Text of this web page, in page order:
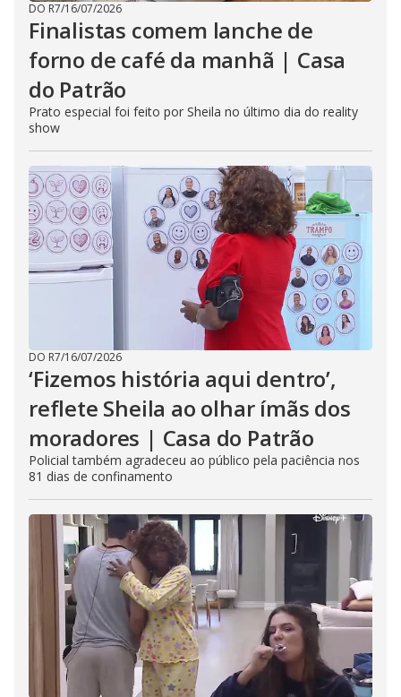
DO R7/16/07/2026
Finalistas comem lanche de
forno de café da manhã | Casa
do Patrão
Prato especial foi feito por Sheila no último dia do reality
show
DO R7/16/07/2026
‘Fizemos história aqui dentro’,
reflete Sheila ao olhar ímãs dos
moradores | Casa do Patrão
Policial também agradeceu ao público pela paciência nos
81 dias de confinamento